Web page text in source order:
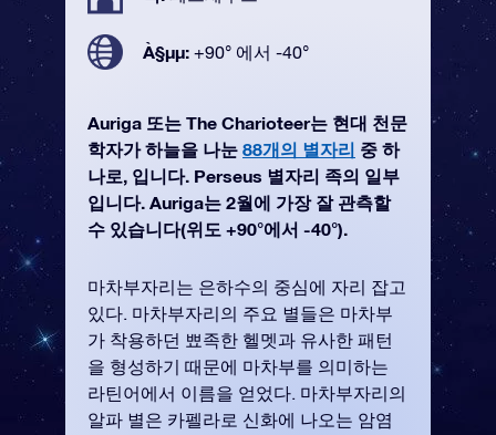
À§µµ: +90° 에서 -40°
Auriga 또는 The Charioteer는 현대 천문
학자가 하늘을 나눈 88개의 별자리 중 하
나로, 입니다. Perseus 별자리 족의 일부
입니다. Auriga는 2월에 가장 잘 관측할
수 있습니다(위도 +90°에서 -40°).
마차부자리는 은하수의 중심에 자리 잡고
있다. 마차부자리의 주요 별들은 마차부
가 착용하던 뾰족한 헬멧과 유사한 패턴
을 형성하기 때문에 마차부를 의미하는
라틴어에서 이름을 얻었다. 마차부자리의
알파 별은 카펠라로 신화에 나오는 암염